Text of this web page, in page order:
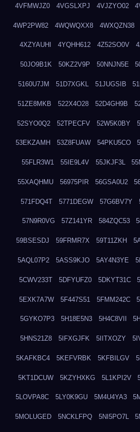
4VFMWJZ0 4VGSLXPJ 4VJZYO02
4WP2PW82 4WQWQXX8 4WXQZN38
4XZYAUHI 4YQHH612 4Z52SO0V
50JO9B1K 50KZ2V9P 50NNJN5E
5160U7JM 51D7XGKL 51JUGSIB
51ZE8MKB 522X4O28 52D4GH9B
52SYO0Q2 52TPECFV 52W5K0BY
53EKZAMH 53Z8FUAW 54PKU5CO
55FLR3W1 55IE9L4V 55JKJF3L
55XAQHMU 56975PIR 56GSA0U2
571FDQ4T 5771DEGW 57G6BV7Y
57N9R0VG 57Z141YR 584ZQC53
59BSESDJ 59FRMR7X 59T11ZKH
5AQL07P2 5ASS9KJO 5AY4N3YE
5CWV233T 5DFYUFZ0 5DKYT31C
5EXK7A7W 5F447S51 5FMM242C
5GYKO7P3 5H18E5N3 5H4C8VII
5HNS21Z8 5IFXGJFK 5IITXOZY
5KAFKBC4 5KEFVRBK 5KFBILGV
5KT1DCUW 5KZYHXKG 5L1KPI2V
5LOVPA8C 5LY0K9GU 5M4U4YA3
5MOLUGED 5NCKLFPQ 5NI5PO7L